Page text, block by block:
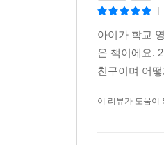
아이가 학교
은 책이에요.
친구이며 어
이 리뷰가 도움이